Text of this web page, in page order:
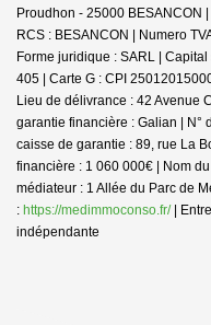
Proudhon - 25000 BESANCON
RCS : BESANCON | Numero
Forme juridique : SARL |
405 | Carte G : CPI
Lieu de délivrance : 42 Avenue
garantie financière : Galian | N°
caisse de garantie : 89, rue La
financière : 1 060 000€ | Nom
médiateur : 1 Allée du Parc de
: https://medimmoconso.fr/|
indépendante